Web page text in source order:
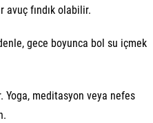
avuç fındık olabilir.
gece boyunca bol su içmek
meditasyon veya nefes